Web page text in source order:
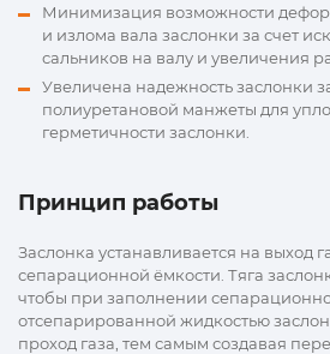
Минимизация возможности
и излома вала заслонки за счет
сальников на валу и увеличения
Увеличена надежность заслонки
полиуретановой манжеты для
герметичности заслонки.
Принцип работы
Заслонка устанавливается на выход
сепарационной ёмкости. Тяга
чтобы при заполнении
отсепарированной жидкостью
проход газа, тем самым создавая